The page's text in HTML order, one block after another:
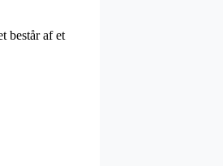
består af et